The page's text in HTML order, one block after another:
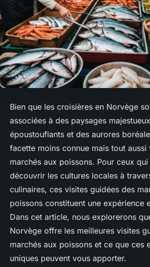
Bien que les croisières en Norvège
associées à des paysages
époustouflants et des aurores
facette moins connue mais tout aussi
marchés aux poissons. Pour ceux
découvrir les cultures locales à
culinaires, ces visites guidées des
poissons constituent une expérience
Dans cet article, nous explorerons
Norvège offre les meilleures visites
marchés aux poissons et ce que ces
uniques peuvent vous apporter.